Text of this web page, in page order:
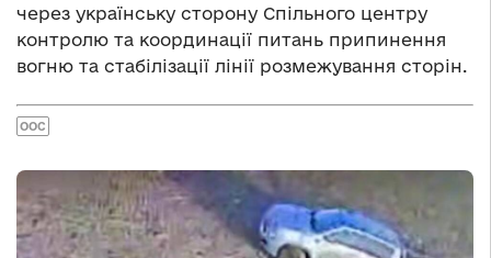
через українську сторону Спільного центру
контролю та координації питань припинення
вогню та стабілізації лінії розмежування сторін.
ООС